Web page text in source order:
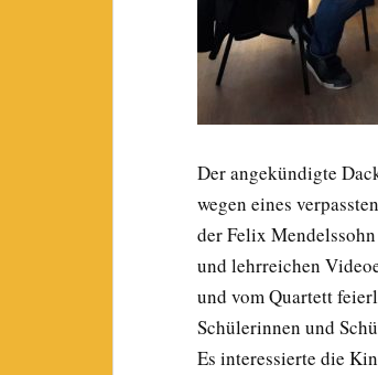
Der angekündigte
wegen eines
der Felix
und lehrreichen
und vom Quartett
Schülerinnen und
Es interessierte die